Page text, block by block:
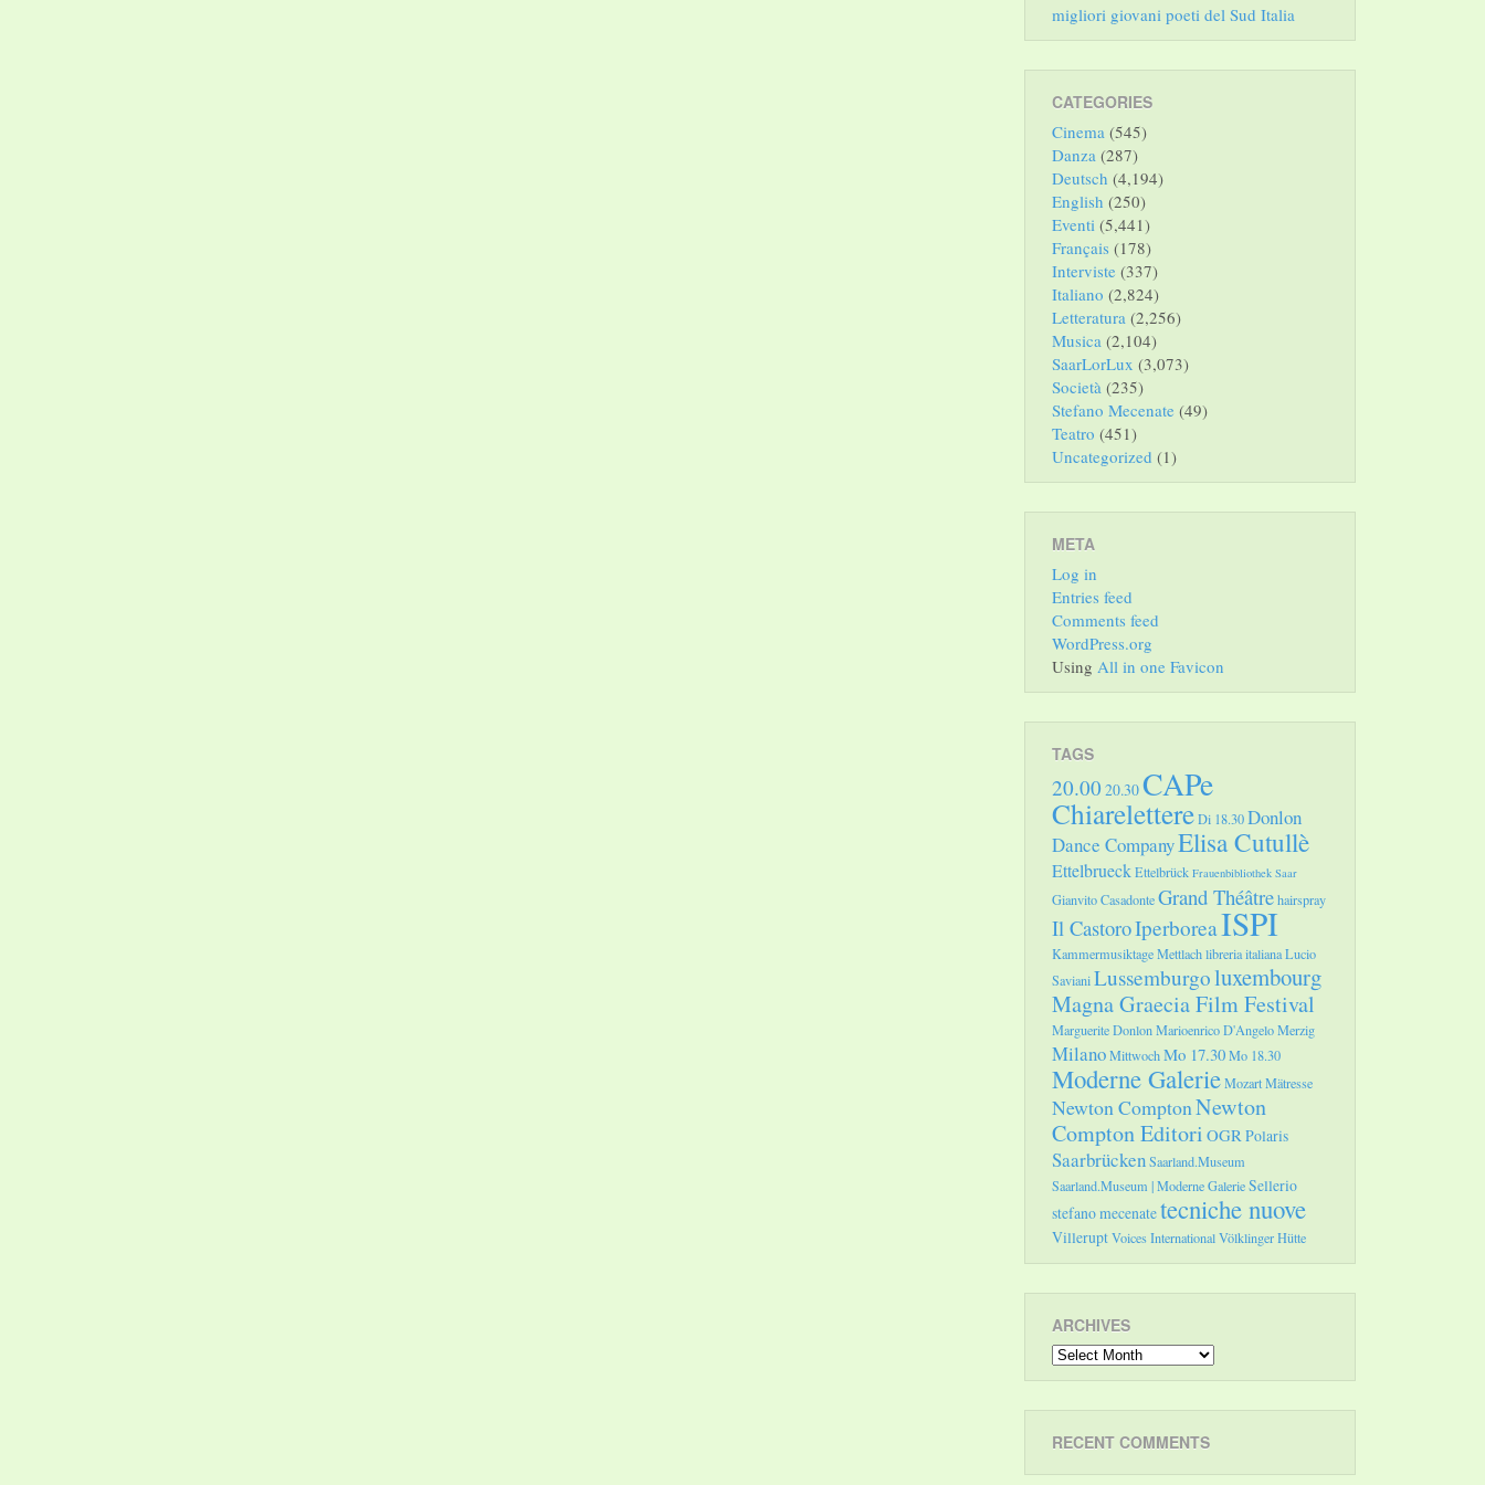
migliori giovani poeti del Sud Italia
CATEGORIES
Cinema (545)
Danza (287)
Deutsch (4,194)
English (250)
Eventi (5,441)
Français (178)
Interviste (337)
Italiano (2,824)
Letteratura (2,256)
Musica (2,104)
SaarLorLux (3,073)
Società (235)
Stefano Mecenate (49)
Teatro (451)
Uncategorized (1)
META
Log in
Entries feed
Comments feed
WordPress.org
Using All in one Favicon
TAGS
20.00 20.30CAPe
ChiarelettereDi 18.30Donlon
Dance CompanyElisa Cutullè
EttelbrueckEttelbrück Frauenbibliothek Saar
Gianvito CasadonteGrand Théâtrehairspray
Il CastoroIperboreaISPI
Kammermusiktage Mettlachlibreria italianaLucio
SavianiLussemburgoluxembourg
Magna Graecia Film Festival
Marguerite DonlonMarioenrico D'AngeloMerzig
MilanoMittwochMo 17.30Mo 18.30
Moderne GalerieMozartMätresse
Newton ComptonNewton
Compton Editori OGRPolaris
SaarbrückenSaarland.Museum
Saarland.Museum | Moderne GalerieSellerio
stefano mecenatetecniche nuove
VilleruptVoices InternationalVölklinger Hütte
ARCHIVES
Archives
RECENT COMMENTS